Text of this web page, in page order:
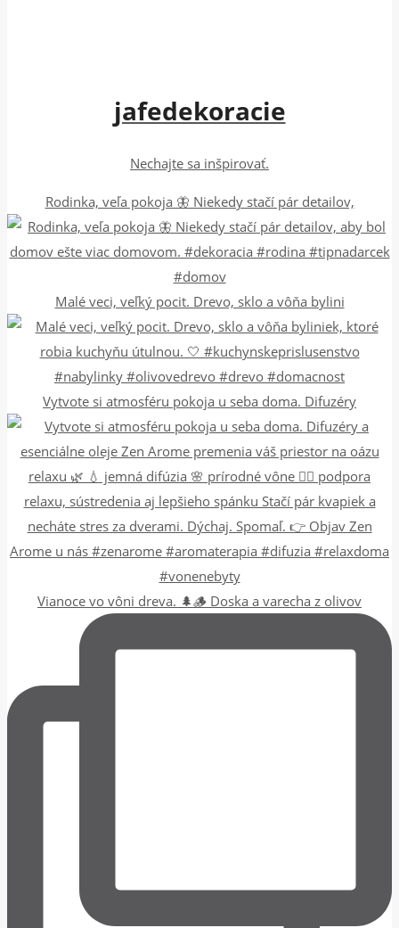
jafedekoracie
Nechajte sa inšpirovať.
Rodinka, veľa pokoja 🦋 Niekedy stačí pár detailov,
Malé veci, veľký pocit. Drevo, sklo a vôňa bylini
Vytvote si atmosféru pokoja u seba doma. Difuzéry
Vianoce vo vôni dreva. 🌲🪵 Doska a varecha z olivov